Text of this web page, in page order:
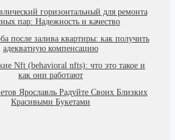
горизонтальный для ремонта
пар: Надежность и качество
после залива квартиры: как получить
адекватную компенсацию
Nft (behavioral nfts): что это такое и
как они работают
Ярославль Радуйте Своих Близких
Красивыми Букетами